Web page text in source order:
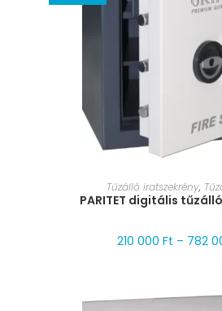
MÉRET
Tűzálló iratszekrény,
PARITET digitális
210 000 Ft – 782